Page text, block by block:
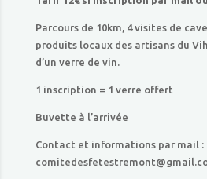
Parcours de 10km, 4 visites de
produits locaux des artisans du
d’un verre de vin.
1 inscription = 1 verre offert
Buvette à l’arrivée
Contact et informations par mail :